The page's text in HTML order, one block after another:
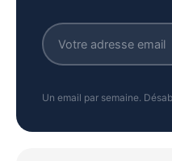
Un email par semaine.